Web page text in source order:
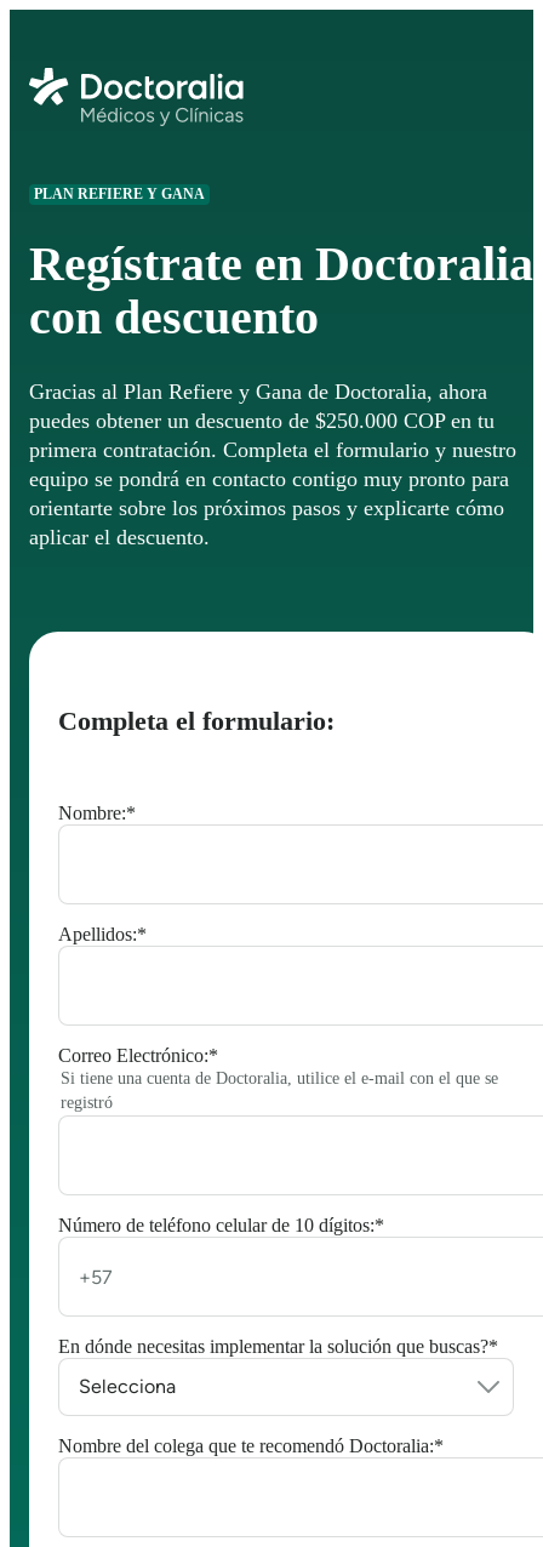
PLAN REFIERE Y GANA
Regístrate en Doctoralia
con descuento
Gracias al Plan Refiere y Gana de Doctoralia, ahora
puedes obtener un descuento de $250.000 COP en tu
primera contratación. Completa el formulario y nuestro
equipo se pondrá en contacto contigo muy pronto para
orientarte sobre los próximos pasos y explicarte cómo
aplicar el descuento.
Completa el formulario:
Nombre:*
Apellidos:*
Correo Electrónico:*
Si tiene una cuenta de Doctoralia, utilice el e-mail con el que se
registró
Número de teléfono celular de 10 dígitos:*
En dónde necesitas implementar la solución que buscas?*
Nombre del colega que te recomendó Doctoralia:*